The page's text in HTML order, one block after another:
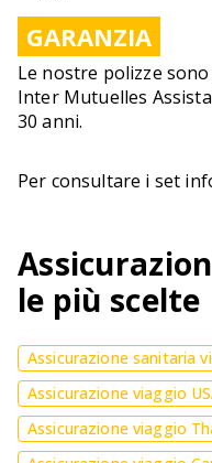
GARANZIA
Le nostre polizze
Inter Mutuelles
30 anni.
Per consultare i set
le più scelte
Assicurazione sanitaria
Assicurazione viaggio
Assicurazione viaggio